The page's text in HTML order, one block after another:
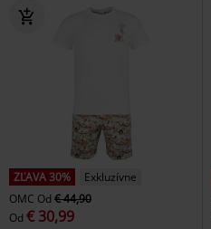
ZĽAVA 30%
Exkluzívne
OMC Od € 44,90
Od € 30,99